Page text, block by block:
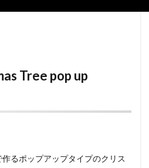
Tree pop up
るポップアップタイプのクリス